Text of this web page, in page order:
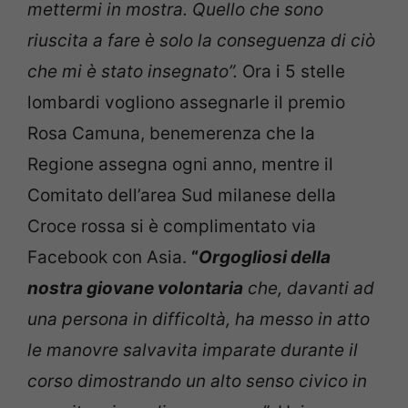
mettermi in mostra. Quello che sono
riuscita a fare è solo la conseguenza di ciò
che mi è stato insegnato”. Ora i 5 stelle
lombardi vogliono assegnarle il premio
Rosa Camuna, benemerenza che la
Regione assegna ogni anno, mentre il
Comitato dell’area Sud milanese della
Croce rossa si è complimentato via
Facebook con Asia. “Orgogliosi della
nostra giovane volontaria che, davanti ad
una persona in difficoltà, ha messo in atto
le manovre salvavita imparate durante il
corso dimostrando un alto senso civico in